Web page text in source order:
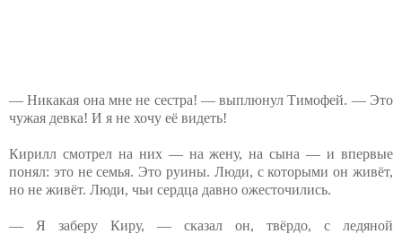
— Никакая она мне не сестра! — выплюнул Тимофей. — Это
чужая девка! И я не хочу её видеть!
Кирилл смотрел на них — на жену, на сына — и впервые
понял: это не семья. Это руины. Люди, с которыми он живёт,
но не живёт. Люди, чьи сердца давно ожесточились.
— Я заберу Киру, — сказал он, твёрдо, с ледяной